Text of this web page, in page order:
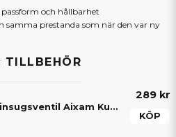
och hållbarhet
samma prestanda som när den var ny
TILLBEHÖR
Ventilstyrning för insugsventil Aixam Kubota Z402 / Z482 original - 1584113540
289 kr
KÖP